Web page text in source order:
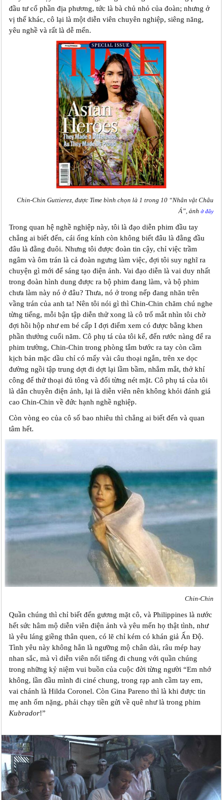
đầu tư cổ phần địa phương, tức là bà chủ nhỏ của đoàn; nhưng ở
vị thế khác, cô lại là một diễn viên chuyên nghiệp, siêng năng,
yêu nghề và rất là dễ mến.
Chin-Chin Guttierez, được Time bình chọn là 1 trong 10 “Nhân vật Châu
Á”, ảnh ở đây
Trong quan hệ nghề nghiệp này, tôi là đạo diễn phim đầu tay
chẳng ai biết đến, cái ống kính còn không biết đâu là đằng đầu
đâu là đằng đuôi. Nhưng tôi được đoàn tin cậy, chỉ việc trầm
ngâm và ôm trán là cả đoàn ngưng làm việc, đợi tôi suy nghĩ ra
chuyện gì mới để sáng tạo điện ảnh. Vai đạo diễn là vai duy nhất
trong đoàn hình dung được ra bộ phim đang làm, và bộ phim
chưa làm này nó ở đâu? Thưa, nó ở trong nếp đang nhăn trên
vầng trán của anh ta! Nên tôi nói gì thì Chin-Chin chăm chú nghe
từng tiếng, mỗi bận tập diễn thử xong là cô trố mắt nhìn tôi chờ
đợi hồi hộp như em bé cấp I đợi điểm xem có được bằng khen
phần thưởng cuối năm. Cô phụ tá của tôi kể, đến rước nàng để ra
phim trường, Chin-Chin trong phòng tắm bước ra tay còn cầm
kịch bản mặc dầu chỉ có mấy vài câu thoại ngắn, trên xe dọc
đường ngồi tập trung dợt đi dợt lại lầm bầm, nhắm mắt, thở khí
công để thử thoại đủ tông và đổi từng nét mặt. Cô phụ tá của tôi
là dân chuyên điện ảnh, lại là diễn viên nên không khỏi đánh giá
cao Chin-Chin về đức hạnh nghề nghiệp.
Còn vòng eo của cô số bao nhiêu thì chẳng ai biết đến và quan
tâm hết.
Chin-Chin
Quần chúng thì chỉ biết đến gương mặt cô, và Philippines là nước
hết sức hâm mộ diễn viên điện ảnh và yêu mến họ thật tình, như
là yêu láng giềng thân quen, có lẽ chỉ kém có khán giả Ấn Độ.
Tình yêu này không hẳn là ngưỡng mộ chân dài, râu mép hay
nhan sắc, mà vì diễn viên nổi tiếng đi chung với quần chúng
trong những kỷ niệm vui buồn của cuộc đời từng người “Em nhớ
không, lần đầu mình đi ciné chung, trong rạp anh cầm tay em,
vai chánh là Hilda Coronel. Còn Gina Pareno thì là khi được tin
mẹ anh ốm nặng, phải chạy tiền gửi về quê như là trong phim
Kubrador!”